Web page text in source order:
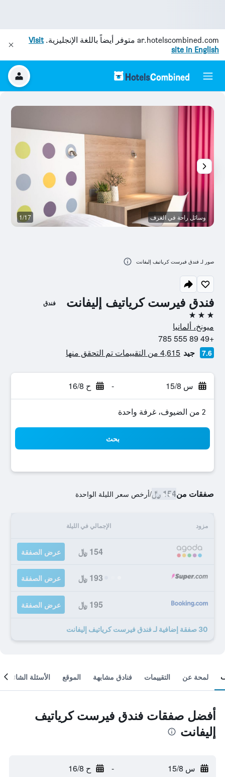
ar.hotelscombined.com متوفر أيضاً باللغة الإنجليزية.Visit
site in English
فندق فيرست كرياتيف إليفانت فندق
3 نجوم
ميونخ، ألمانيا
+49 89 555 785
7.6 جيد 4,615 من التقييمات تم التحقق منها
س 15/8 - ح 16/8
2 من الضيوف، غرفة واحدة
بحث
صفقات من154 ﷼ /أرخص سعر الليلة الواحدة
مزود الإجمالي في الليلة
154 ﷼ عرض الصفقة
193 ﷼ عرض الصفقة
195 ﷼ عرض الصفقة
30 صفقة إضافية لـ فندق فيرست كرياتيف إليفانت
وسائل راحة في الغرف 1/17
صور لـ فندق فيرست كرياتيف إليفانت
لمحة عن التقييمات فنادق مشابهة الموقع الأسئلة الشائعة
أفضل صفقات فندق فيرست كرياتيف
إليفانت
س 15/8 - ح 16/8